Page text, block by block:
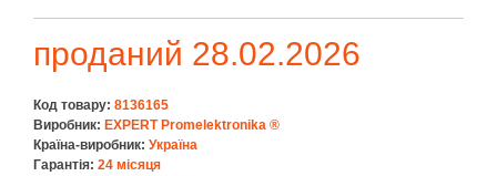
проданий 28.02.2026
Код товару: 8136165
Виробник: EXPERT Promelektronika ®
Країна-виробник: Україна
Гарантія: 24 місяця